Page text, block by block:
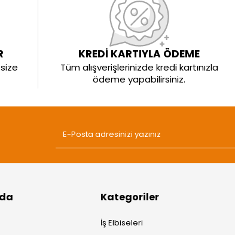
KREDİ KARTIYLA ÖDEME
Tüm alışverişlerinizde kredi kartınızla
ödeme yapabilirsiniz.
Kategoriler
İş Elbiseleri